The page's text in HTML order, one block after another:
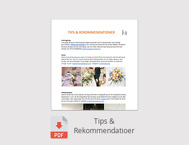
Tips &
Rekommendatioer